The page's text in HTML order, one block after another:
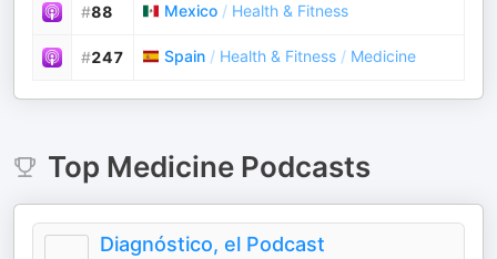
#88 Mexico / Health & Fitness
#247 Spain / Health & Fitness / Medicine
Top MedicinePodcasts
Diagnóstico, el Podcast